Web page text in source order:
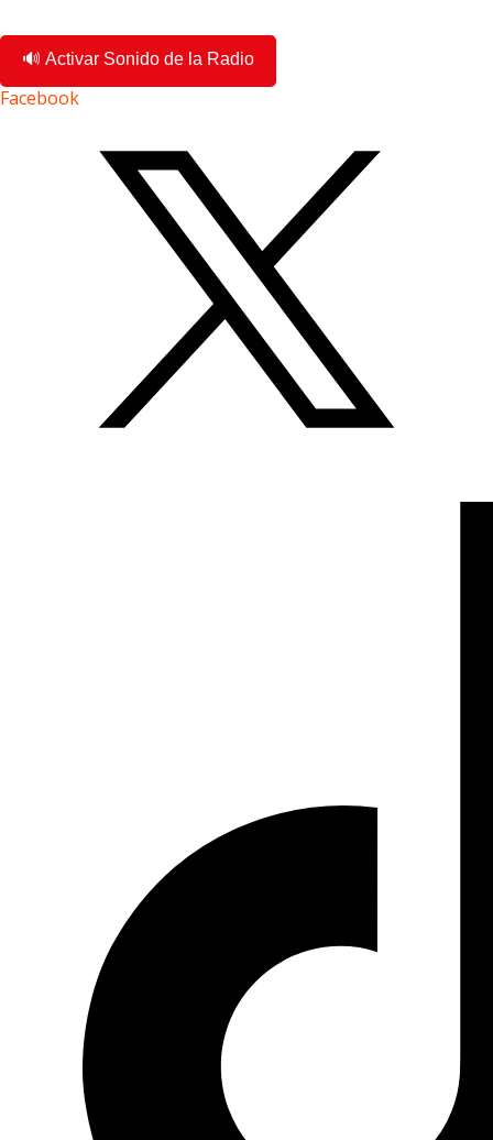
🔊 Activar Sonido de la Radio
Facebook